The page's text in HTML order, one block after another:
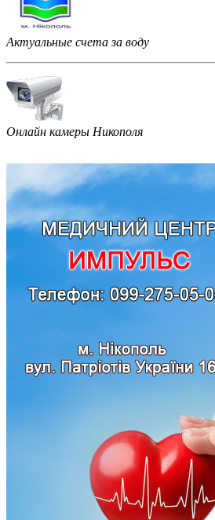
Актуальные счета за воду
Онлайн камеры Никополя